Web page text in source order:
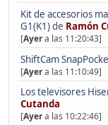
Kit de accesorios
G1(K1)de Ramón
[Ayera las 11:20:43]
ShiftCam
[Ayera las 11:10:49]
Los televisores
Cutanda
[Ayera las 10:22:46]